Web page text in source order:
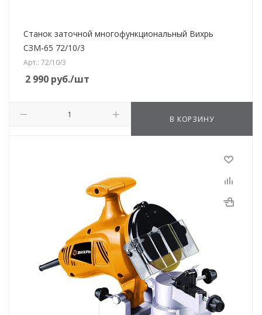
Станок заточной многофункциональный Вихрь
СЗМ-65 72/10/3
Арт.: 72/10/3
2 990 руб./шт
В КОРЗИНУ